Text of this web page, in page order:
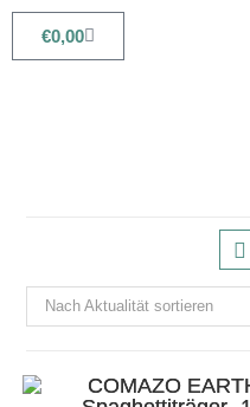
€0,00
Nach Aktualität sortieren